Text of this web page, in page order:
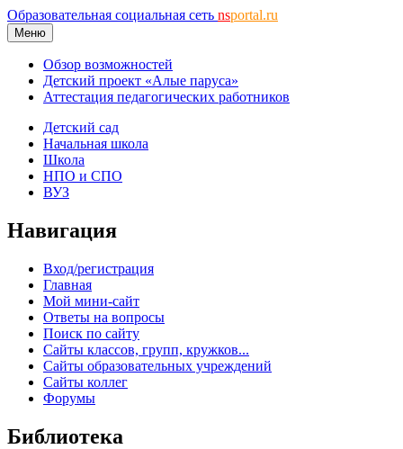
Образовательная социальная сеть nsportal.ru
Меню
Обзор возможностей
Детский проект «Алые паруса»
Аттестация педагогических работников
Детский сад
Начальная школа
Школа
НПО и СПО
ВУЗ
Навигация
Вход/регистрация
Главная
Мой мини-сайт
Ответы на вопросы
Поиск по сайту
Сайты классов, групп, кружков...
Сайты образовательных учреждений
Сайты коллег
Форумы
Библиотека